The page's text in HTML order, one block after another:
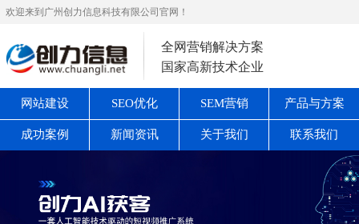
欢迎来到广州创力信息科技有限公司官网！
全网营销解决方案
国家高新技术企业
网站建设 SEO优化 SEM营销 产品与方案
成功案例 新闻资讯 关于我们 联系我们